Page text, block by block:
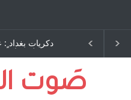
دكريات بغداد ٍ:
:وليد رباح
الولايات
طاحنة كتب
يوسف يقهر
، فأعطوه
وهم صاغرون،صَوت